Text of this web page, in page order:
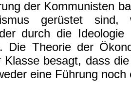
der Kommunisten
gerüstet sind,
durch die Ideologie
Die Theorie der
Klasse besagt, dass
eine Führung